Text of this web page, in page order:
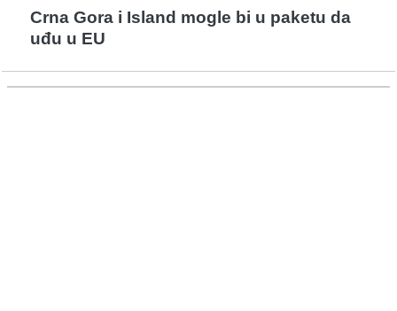
Crna Gora i Island mogle bi u paketu da
uđu u EU